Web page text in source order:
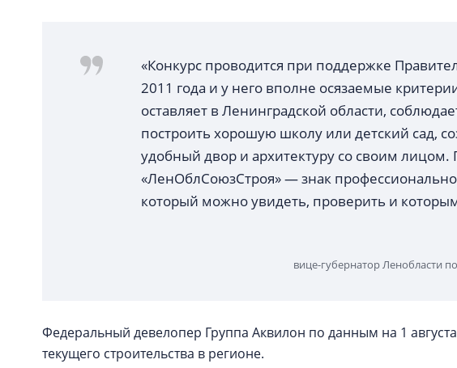
«Конкурс проводится при поддержке
2011 года и у него вполне осязаемые
оставляет в Ленинградской области,
построить хорошую школу или детский сад,
удобный двор и архитектуру со своим
«ЛенОблСоюзСтроя» — знак
который можно увидеть, проверить и
вице-губернатор Ленобласти
Федеральный девелопер Группа Аквилон по данным на 1
текущего строительства в регионе.